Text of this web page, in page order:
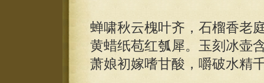
蝉啸秋云槐叶齐，石榴香老
黄蜡纸苞红瓠犀。玉刻冰壶
萧娘初嫁嗜甘酸，嚼破水精